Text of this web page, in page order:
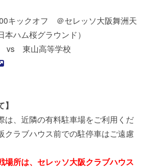
キックオフ ＠セレッソ大阪舞洲天
ハム桜グラウンド）
vs 東山高等学校
は、近隣の有料駐車場をご利用くだ
クラブハウス前での駐停車はご遠慮
場所は、セレッソ大阪クラブハウス